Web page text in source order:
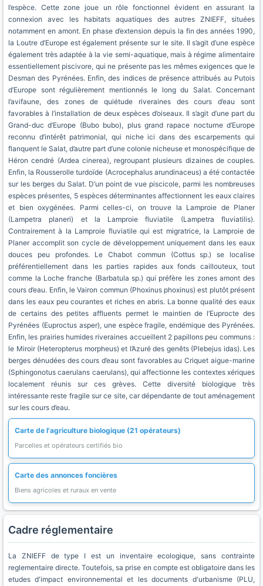
l’espèce. Cette zone joue un rôle fonctionnel évident en assurant la
connexion avec les habitats aquatiques des autres ZNIEFF, situées
notamment en amont. En phase d’extension depuis la fin des années 1990,
la Loutre d’Europe est également présente sur le site. Il s’agit d’une espèce
également très adaptée à la vie semi-aquatique, mais à régime alimentaire
essentiellement piscivore, qui ne présente pas les mêmes exigences que le
Desman des Pyrénées. Enfin, des indices de présence attribués au Putois
d’Europe sont régulièrement mentionnés le long du Salat. Concernant
l’avifaune, des zones de quiétude riveraines des cours d’eau sont
favorables à l’installation de deux espèces d’oiseaux. Il s’agit d’une part du
Grand-duc d’Europe (Bubo bubo), plus grand rapace nocturne d’Europe
reconnu d’intérêt patrimonial, qui niche ici dans des escarpements qui
flanquent le Salat, d’autre part d’une colonie nicheuse et monospécifique de
Héron cendré (Ardea cinerea), regroupant plusieurs dizaines de couples.
Enfin, la Rousserolle turdoïde (Acrocephalus arundinaceus) a été contactée
sur les berges du Salat. D’un point de vue piscicole, parmi les nombreuses
espèces présentes, 5 espèces déterminantes affectionnent les eaux claires
et bien oxygénées. Parmi celles-ci, on trouve la Lamproie de Planer
(Lampetra planeri) et la Lamproie fluviatile (Lampetra fluviatilis).
Contrairement à la Lamproie fluviatile qui est migratrice, la Lamproie de
Planer accomplit son cycle de développement uniquement dans les eaux
douces peu profondes. Le Chabot commun (Cottus sp.) se localise
préférentiellement dans les parties rapides aux fonds caillouteux, tout
comme la Loche franche (Barbatula sp.) qui préfère les zones amont des
cours d’eau. Enfin, le Vairon commun (Phoxinus phoxinus) est plutôt présent
dans les eaux peu courantes et riches en abris. La bonne qualité des eaux
de certains des petites affluents permet le maintien de l’Euprocte des
Pyrénées (Euproctus asper), une espèce fragile, endémique des Pyrénées.
Enfin, les prairies humides riveraines accueillent 2 papillons peu communs :
le Miroir (Heteropterus morpheus) et l’Azuré des genêts (Plebejus idas). Les
berges dénudées des cours d’eau sont favorables au Criquet aigue-marine
(Sphingonotus caerulans caerulans), qui affectionne les contextes xériques
localement réunis sur ces grèves. Cette diversité biologique très
intéressante reste fragile sur ce site, car dépendante de tout aménagement
sur les cours d’eau.
Carte de l'agriculture biologique (21 opérateurs)
Parcelles et opérateurs certifiés bio
Carte des annonces foncières
Biens agricoles et ruraux en vente
Cadre réglementaire
La ZNIEFF de type I est un inventaire ecologique, sans contrainte
reglementaire directe. Toutefois, sa prise en compte est obligatoire dans les
etudes d'impact environnemental et les documents d'urbanisme (PLU,